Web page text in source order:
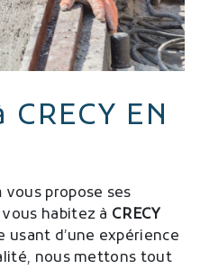
EN
vous propose ses
vous habitez à CRECY
usant d’une expérience
nous mettons tout